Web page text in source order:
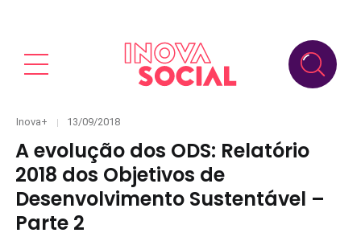
Categories
Inova+
Posted
13/09/2018
A evolução dos ODS: Relatório
2018 dos Objetivos de
Desenvolvimento Sustentável –
Parte 2